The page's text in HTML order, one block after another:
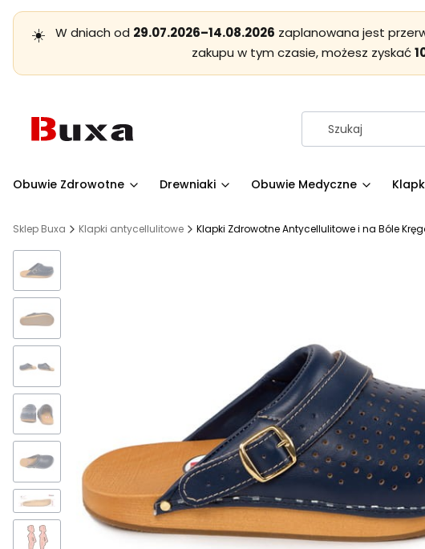
☀️ W dniach od 29.07.2026–14.08.2026 zaplanowana jest
zakupu w tym czasie, możesz zyskać
Obuwie Zdrowotne Drewniaki Obuwie Medyczne
Sklep Buxa Klapki antycellulitowe Klapki Zdrowotne Antycellulitowe i na Bóle